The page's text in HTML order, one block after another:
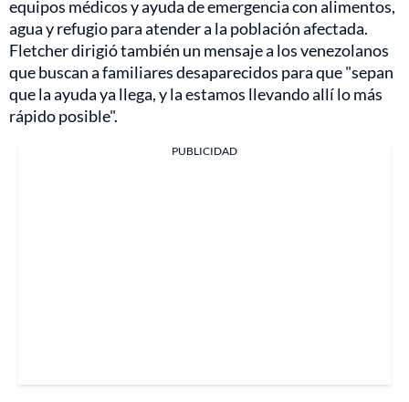
equipos médicos y ayuda de emergencia con alimentos,
agua y refugio para atender a la población afectada.
Fletcher dirigió también un mensaje a los venezolanos
que buscan a familiares desaparecidos para que "sepan
que la ayuda ya llega, y la estamos llevando allí lo más
rápido posible".
PUBLICIDAD